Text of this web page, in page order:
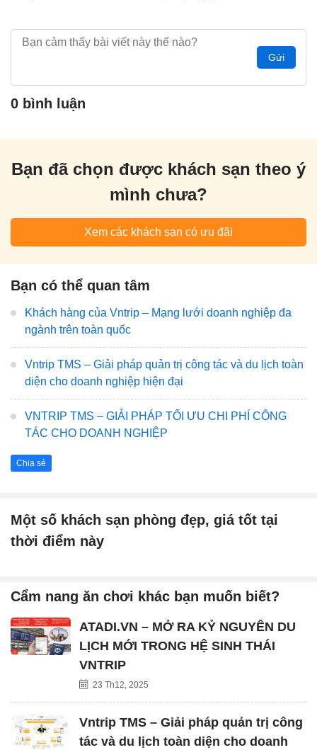
Gửi
0 bình luận
Bạn đã chọn được khách sạn theo ý
mình chưa?
Xem các khách sạn có ưu đãi
Bạn có thể quan tâm
Khách hàng của Vntrip – Mạng lưới doanh nghiệp đa
ngành trên toàn quốc
Vntrip TMS – Giải pháp quản trị công tác và du lịch toàn
diện cho doanh nghiệp hiện đại
VNTRIP TMS – GIẢI PHÁP TỐI ƯU CHI PHÍ CÔNG
TÁC CHO DOANH NGHIỆP
Chia sẻ
Một số khách sạn phòng đẹp, giá tốt tại
thời điểm này
Cẩm nang ăn chơi khác bạn muốn biết?
ATADI.VN – MỞ RA KỶ NGUYÊN DU
LỊCH MỚI TRONG HỆ SINH THÁI
VNTRIP
23 Th12, 2025
Vntrip TMS – Giải pháp quản trị công
tác và du lịch toàn diện cho doanh